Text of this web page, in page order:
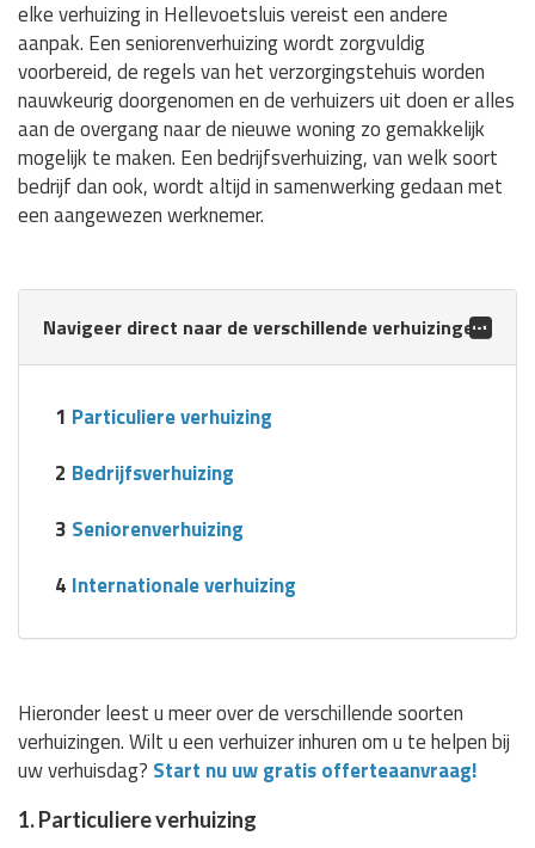
elke verhuizing in Hellevoetsluis vereist een andere
aanpak. Een seniorenverhuizing wordt zorgvuldig
voorbereid, de regels van het verzorgingstehuis worden
nauwkeurig doorgenomen en de verhuizers uit doen er alles
aan de overgang naar de nieuwe woning zo gemakkelijk
mogelijk te maken. Een bedrijfsverhuizing, van welk soort
bedrijf dan ook, wordt altijd in samenwerking gedaan met
een aangewezen werknemer.
Navigeer direct naar de verschillende verhuizingen:
1 Particuliere verhuizing
2 Bedrijfsverhuizing
3 Seniorenverhuizing
4 Internationale verhuizing
Hieronder leest u meer over de verschillende soorten
verhuizingen. Wilt u een verhuizer inhuren om u te helpen bij
uw verhuisdag? Start nu uw gratis offerteaanvraag!
1. Particuliere verhuizing